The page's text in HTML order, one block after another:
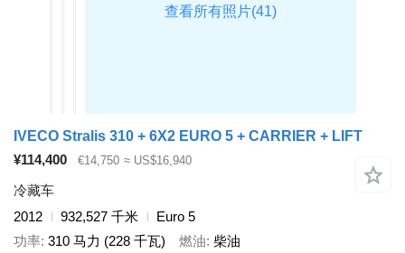
IVECO Stralis 310 + 6X2 EURO 5 + CARRIER + LIFT
¥114,400
€14,750 ≈ US$16,940
冷藏车
2012
932,527 千米
Euro 5
功率 310 马力 (228 千瓦) 燃油 柴油